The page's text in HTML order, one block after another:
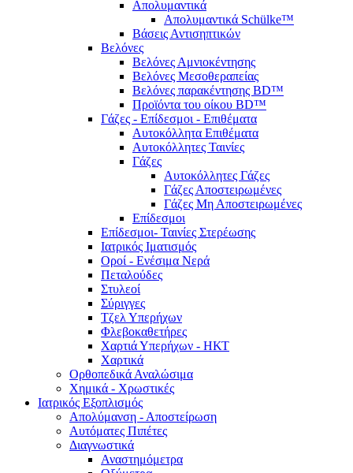
Απολυμαντικά
Απολυμαντικά Schülke™
Βάσεις Αντισηπτικών
Βελόνες
Βελόνες Αμνιοκέντησης
Βελόνες Μεσοθεραπείας
Βελόνες παρακέντησης BD™
Προϊόντα του οίκου BD™
Γάζες - Επίδεσμοι - Επιθέματα
Αυτοκόλλητα Επιθέματα
Αυτοκόλλητες Ταινίες
Γάζες
Αυτοκόλλητες Γάζες
Γάζες Αποστειρωμένες
Γάζες Μη Αποστειρωμένες
Επίδεσμοι
Επίδεσμοι- Ταινίες Στερέωσης
Ιατρικός Ιματισμός
Οροί - Ενέσιμα Νερά
Πεταλούδες
Στυλεοί
Σύριγγες
Τζελ Υπερήχων
Φλεβοκαθετήρες
Χαρτιά Υπερήχων - ΗΚΤ
Χαρτικά
Ορθοπεδικά Αναλώσιμα
Χημικά - Χρωστικές
Ιατρικός Εξοπλισμός
Απολύμανση - Αποστείρωση
Αυτόματες Πιπέτες
Διαγνωστικά
Αναστημόμετρα